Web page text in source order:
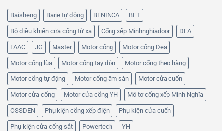
Baisheng Barie tự động BENINCA BFT
Bộ điều khiển cửa cổng từ xa Cổng xếp Minhnghiadoor DEA
FAAC JG Master Motor cổng Motor cổng Dea
Motor cổng lùa Motor cổng tay đòn Motor cổng theo hãng
Motor cổng tự động Motor cổng âm sàn Motor cửa cuốn
Motor cửa cổng Motor cửa cổng YH Mô tơ cổng xếp Minh Nghĩa
OSSDEN Phụ kiện cổng xếp điện Phụ kiện cửa cuốn
Phụ kiện cửa cổng sắt Powertech YH